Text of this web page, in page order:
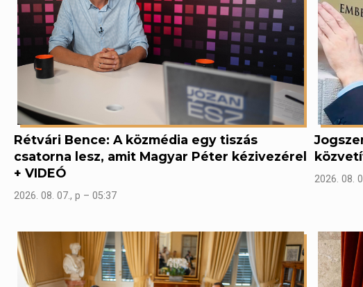
Rétvári Bence: A közmédia egy tiszás
csatorna lesz, amit Magyar Péter kézivezérel
+ VIDEÓ
2026. 08. 07., p – 05:37
2026. 08.